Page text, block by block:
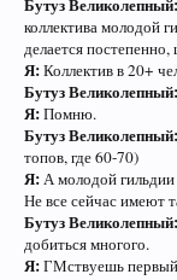
Бутуз Великолепный:
коллектива молодой
делается
Я:Коллектив в 20+
Бутуз Великолепный:
Я:Помню.
Бутуз Великолепный:
топов, где 60-70)
Я:А молодой
Не все сейчас имеют
Бутуз Великолепный:
добиться многого.
Я:ГМствуешь